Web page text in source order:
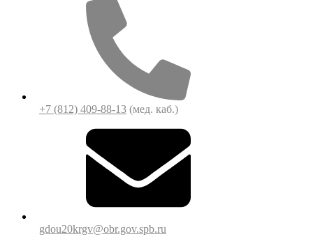
+7 (812) 409-88-13 (мед. каб.)
gdou20krgv@obr.gov.spb.ru